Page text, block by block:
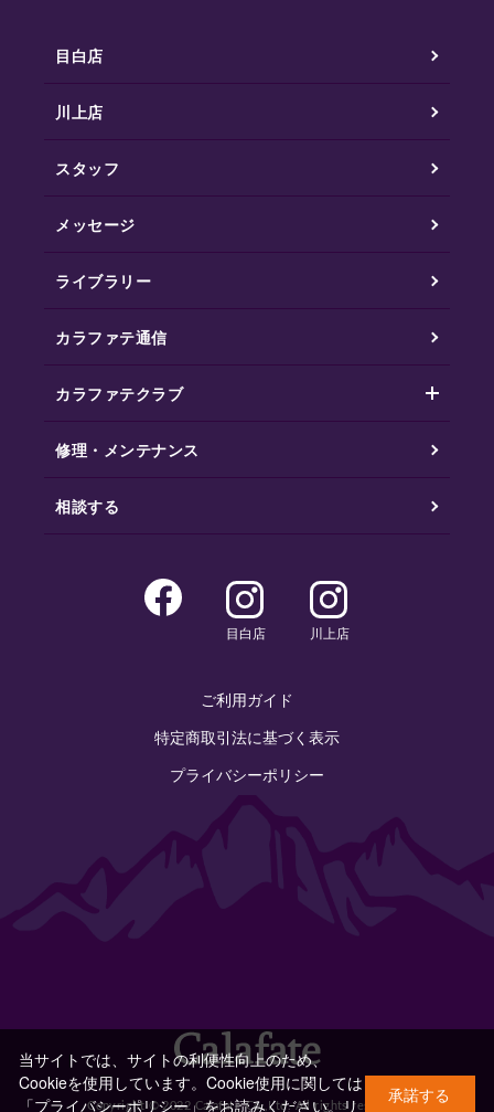
目白店
川上店
スタッフ
メッセージ
ライブラリー
カラファテ通信
カラファテクラブ
修理・メンテナンス
相談する
目白店 川上店
ご利用ガイド
特定商取引法に基づく表示
プライバシーポリシー
Copyright © 2022 Calafate Co.,Ltd. All rights reserved.
当サイトでは、サイトの利便性向上のため、
Cookieを使用しています。Cookie使用に関しては
「プライバシーポリシー」をお読みください。リ
承諾する